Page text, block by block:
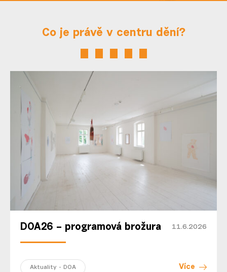
Co je právě v centru dění?
DOA26 – programová brožura 11.6.2026
Aktuality - DOA Více